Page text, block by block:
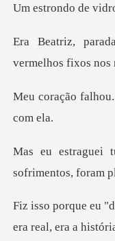
sofrim
era real,